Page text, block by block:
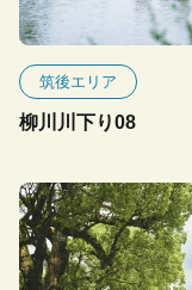
筑後エリア
柳川川下り08